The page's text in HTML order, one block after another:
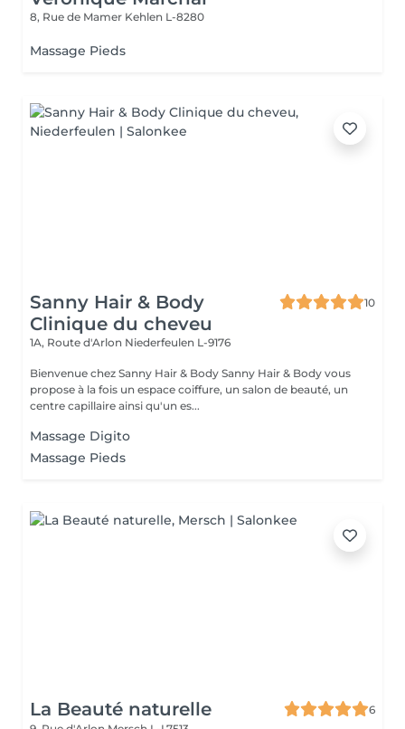
8, Rue de Mamer Kehlen L-8280
Massage Pieds
Sanny Hair & Body
Clinique du cheveu
10
1A, Route d'Arlon Niederfeulen L-9176
Bienvenue chez Sanny Hair & Body Sanny Hair & Body vous
propose à la fois un espace coiffure, un salon de beauté, un
centre capillaire ainsi qu'un es...
Massage Digito
Massage Pieds
La Beauté naturelle
6